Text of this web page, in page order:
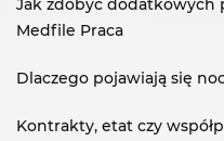
Jak zdobyć dodatkowych
Medfile Praca
Dlaczego pojawiają się
Kontrakty, etat czy